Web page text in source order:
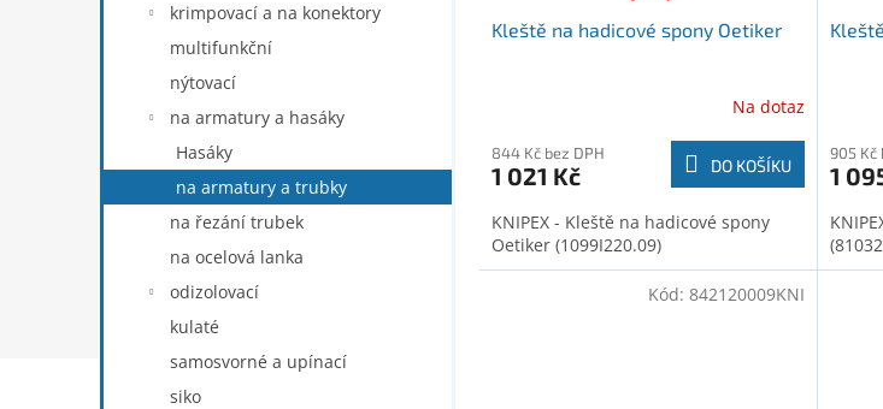
krimpovací a na konektory
multifunkční
nýtovací
na armatury a hasáky
Hasáky
na armatury a trubky
na řezání trubek
na ocelová lanka
odizolovací
kulaté
samosvorné a upínací
siko
Kleště na hadicové spony Oetiker
Na dotaz
844 Kč bez DPH
1 021 Kč DO KOŠÍKU
KNIPEX - Kleště na hadicové spony
Oetiker (1099I220.09)
905 Kč
1
Kód: 842120009KNI